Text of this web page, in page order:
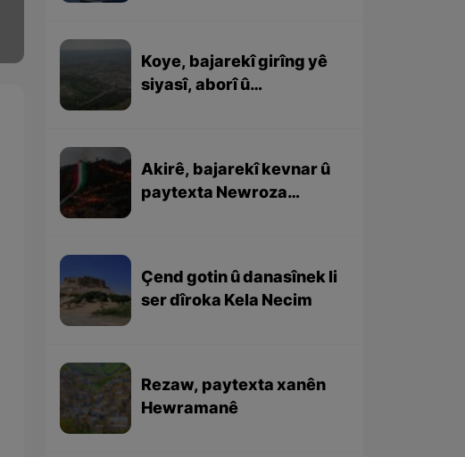
Koye, bajarekî girîng yê
siyasî, aborî û
Akirê, bajarekî kevnar û
paytexta Newroza
Çend gotin û danasînek li
ser dîroka Kela Necim
Rezaw, paytexta xanên
Hewramanê